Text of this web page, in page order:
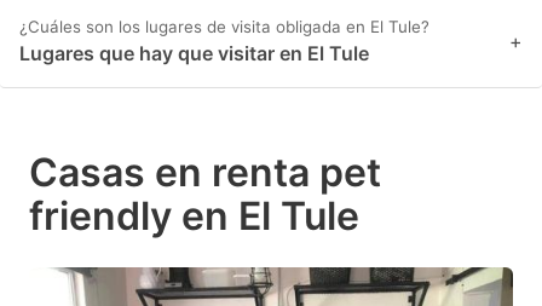
¿Cuáles son los lugares de visita obligada en El Tule?
Lugares que hay que visitar en El Tule +
Casas en renta pet
friendly en El Tule